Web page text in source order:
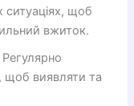
ситуаціях, щоб
вжиток.
Регулярно
щоб виявляти та